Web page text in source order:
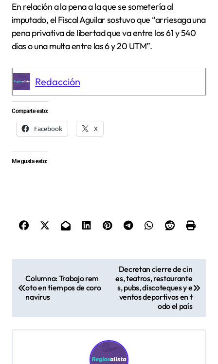
En relación a la pena a la que se sometería al
imputado, el Fiscal Aguilar sostuvo que “arriesaga una
pena privativa de libertad que va entre los 61 y 540
días o una multa entre las 6 y 20 UTM”.
Redacción
Comparte esto:
Facebook X
Me gusta esto:
e
g
Columna: Trabajo rem
oto en tiempos de coro
navirus
Decretan cierre de cin
es, teatros, restaurante
s, pubs, discoteques y e
ventos deportivos en t
odo el país